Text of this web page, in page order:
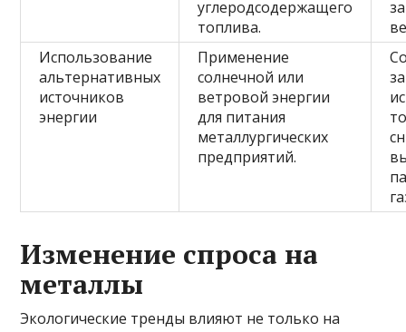
углеродсодержащего
топлива.
Использование
альтернативных
источников
энергии
Применение
солнечной или
ветровой энергии
для питания
металлургических
предприятий.
Изменение спроса на
металлы
Экологические тренды влияют не только на